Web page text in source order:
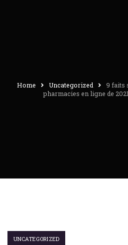
Home Uncategorized
9 faits
pharmacies en ligne de
UNCATEGORIZED